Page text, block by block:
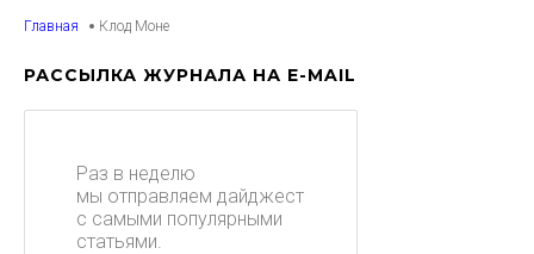
Главная Клод Моне
РАССЫЛКА ЖУРНАЛА НА E-MAIL
Раз в неделю
мы отправляем дайджест
с самыми популярными
статьями.